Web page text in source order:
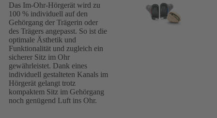
Das Im-Ohr-Hörgerät wird zu
100 % individuell auf den
Gehörgang der Trägerin oder
des Trägers angepasst. So ist die
optimale Ästhetik und
Funktionalität und zugleich ein
sicherer Sitz im Ohr
gewährleistet. Dank eines
individuell gestalteten Kanals im
Hörgerät gelangt trotz
kompaktem Sitz im Gehörgang
noch genügend Luft ins Ohr.